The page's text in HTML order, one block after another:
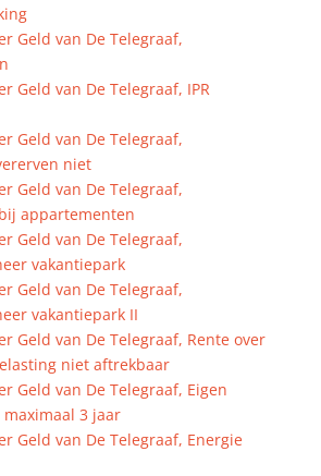
Geld van De Telegraaf,
Geld van De Telegraaf, IPR
Geld van De Telegraaf,
niet
Geld van De Telegraaf,
appartementen
Geld van De Telegraaf,
vakantiepark
Geld van De Telegraaf,
vakantiepark II
Geld van De Telegraaf, Rente over
niet aftrekbaar
Geld van De Telegraaf, Eigen
maximaal 3 jaar
Geld van De Telegraaf, Energie